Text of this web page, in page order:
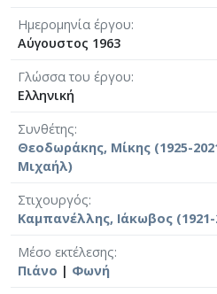
Ημερομηνία έργου
Αύγουστος 1963
Γλώσσα του έργου
Ελληνική
Συνθέτης
Θεοδωράκης, Μίκης (1925-
Μιχαήλ)
Στιχουργός
Καμπανέλλης, Ιάκωβος (1921-
Μέσο εκτέλεσης
Πιάνο | Φωνή